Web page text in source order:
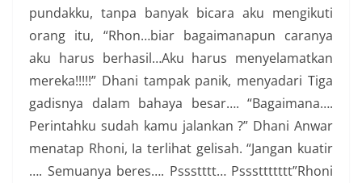
pundakku, tanpa banyak bicara aku mengikuti
orang itu, “Rhon…biar bagaimanapun caranya
aku harus berhasil…Aku harus menyelamatkan
mereka!!!!!” Dhani tampak panik, menyadari Tiga
gadisnya dalam bahaya besar…. “Bagaimana….
Perintahku sudah kamu jalankan ?” Dhani Anwar
menatap Rhoni, Ia terlihat gelisah. “Jangan kuatir
…. Semuanya beres…. Pssstttt… Psssttttttt”Rhoni